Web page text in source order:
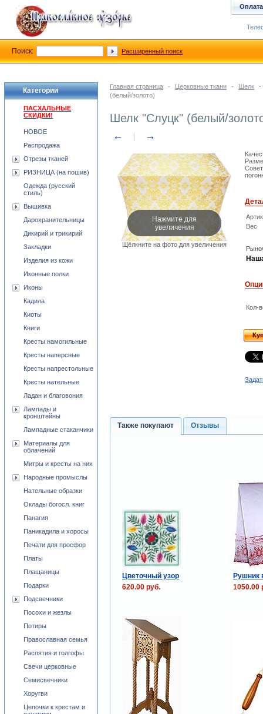
Главная страница - Церковные ткани - Шелк
-
(белый/золото)
Шелк "Слуцк" (белый/
← →
Нажмите для
увеличения
Щёлкните на фото для увеличения
Вес
Кол-
Также покупают Отзывы
Цветочный узор
Рушник
620.00 руб.
1050.00
Категории
ПАСХАЛЬНЫЕ
СКИДКИ!
НОВОЕ
Распродажа
Отрезы тканей
РИЗНИЦА (на пошив)
Одежда (русский
стиль)
Вышивка
Дарохранительницы
Дикирий и трикирий
Закладки
Изделия из кожи
Иконные полки
Иконы
Кадила
Киоты
Книги
Кресты намогильные
Кресты наперсные
Кресты напрестольные
Кресты нательные
Ладан и благовония
Лампады и
кронштейны
Лампадные стаканчики
Материалы для
облачений
Митры и кресты на них
Народные промыслы
Нательные образки
Оклады богосл. книг
Панагия
Паникадила и хоросы
Печати для просфор
Платы
Плащаницы
Подарки
Подсвечники
Посохи и жезлы
Потиры
Православная семья
Распятия и голгофы
Свечи церковные
Семисвечники
Хоругви
Цепочки к крестам и
Оплата
Поиск: Расширенный поиск